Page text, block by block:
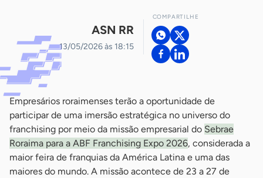
ASN RR
13/05/2026 às 18:15
COMPARTILHE
Empresários roraimenses terão a oportunidade de
participar de uma imersão estratégica no universo do
franchising por meio da missão empresarial do Sebrae
Roraima para a ABF Franchising Expo 2026, considerada a
maior feira de franquias da América Latina e uma das
maiores do mundo. A missão acontece de 23 a 27 de